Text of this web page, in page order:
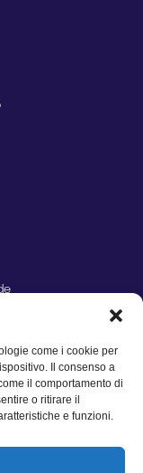
come i cookie per
Il consenso a
il comportamento di
o ritirare il
e funzioni.